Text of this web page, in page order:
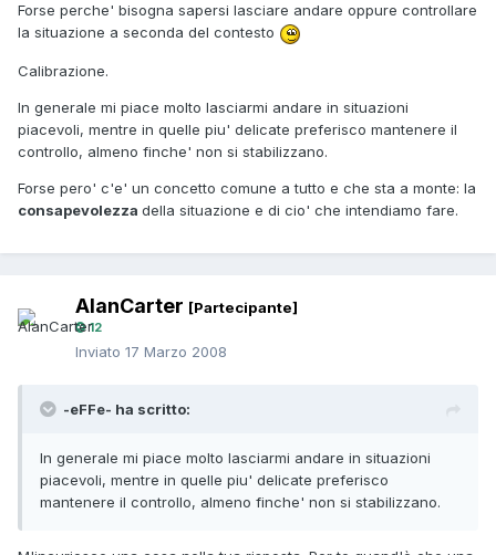
Forse perche' bisogna sapersi lasciare andare oppure controllare
la situazione a seconda del contesto
Calibrazione.
In generale mi piace molto lasciarmi andare in situazioni
piacevoli, mentre in quelle piu' delicate preferisco mantenere il
controllo, almeno finche' non si stabilizzano.
Forse pero' c'e' un concetto comune a tutto e che sta a monte: la
consapevolezza della situazione e di cio' che intendiamo fare.
AlanCarter [Partecipante]
12
Inviato 17 Marzo 2008
-eFFe- ha scritto:
In generale mi piace molto lasciarmi andare in situazioni
piacevoli, mentre in quelle piu' delicate preferisco
mantenere il controllo, almeno finche' non si stabilizzano.